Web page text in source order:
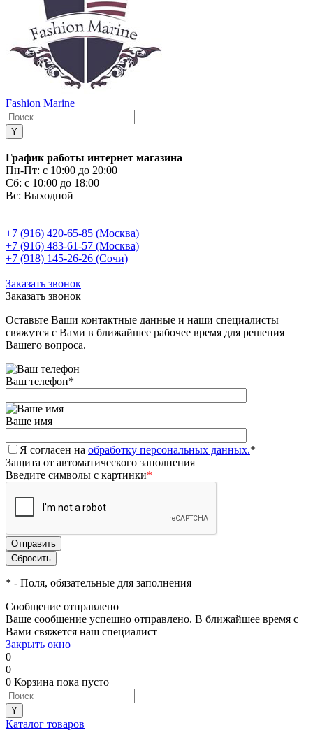
Fashion Marine
График работы интернет магазина
Пн-Пт: с 10:00 до 20:00
Сб: с 10:00 до 18:00
Вс: Выходной
+7 (916) 420-65-85 (Москва)
+7 (916) 483-61-57 (Москва)
+7 (918) 145-26-26 (Сочи)
Заказать звонок
Заказать звонок
Оставьте Ваши контактные данные и наши специалисты
свяжутся с Вами в ближайшее рабочее время для решения
Вашего вопроса.
Ваш телефон*
Ваше имя
Я согласен на обработку персональных данных.*
Защита от автоматического заполнения
Введите символы с картинки*
* - Поля, обязательные для заполнения
Сообщение отправлено
Ваше сообщение успешно отправлено. В ближайшее время с
Вами свяжется наш специалист
Закрыть окно
0
0
0 Корзина пока пусто
Каталог товаров